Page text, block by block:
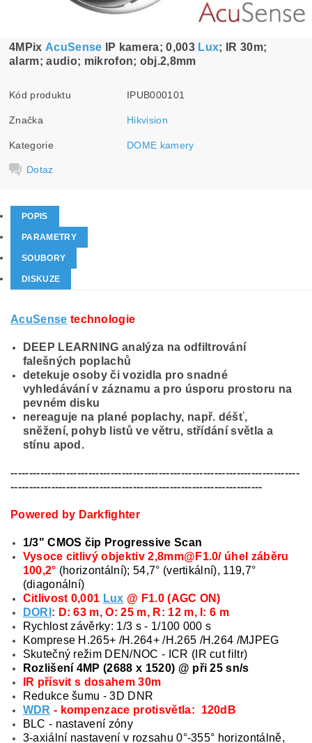
4MPix AcuSense IP kamera; 0,003 Lux; IR 30m;
alarm; audio; mikrofon; obj.2,8mm
Kód produktu IPUB000101
Značka Hikvision
Kategorie DOME kamery
Dotaz
POPIS
PARAMETRY
SOUBORY
DISKUZE
AcuSense technologie
DEEP LEARNING analýza na odfiltrování
falešných poplachů
detekuje osoby či vozidla pro snadné
vyhledávání v záznamu a pro úsporu prostoru na
pevném disku
nereaguje na plané poplachy, např. déšť,
sněžení, pohyb listů ve větru, střídání světla a
stínu apod.
------------------------------------------------------------------------------
--------------------------------------------------------------------
Powered by Darkfighter
1/3" CMOS čip Progressive Scan
Vysoce citlivý objektiv 2,8mm@F1.0/ úhel záběru
100,2° (horizontální); 54,7° (vertikální), 119,7°
(diagonální)
Citlivost 0,001 Lux @ F1.0 (AGC ON)
DORI : D: 63 m, O: 25 m, R: 12 m, I: 6 m
Rychlost závěrky: 1/3 s - 1/100 000 s
Komprese H.265+ /H.264+ /H.265 /H.264 /MJPEG
Skutečný režim DEN/NOC - ICR (IR cut filtr)
Rozlišení 4MP (2688 x 1520) @ při 25 sn/s
IR přísvit s dosahem 30m
Redukce šumu - 3D DNR
WDR - kompenzace protisvětla: 120dB
BLC - nastavení zóny
3-axiální nastavení v rozsahu 0°-355° horizontálně,